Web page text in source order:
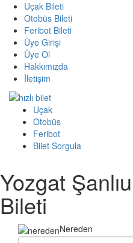
Uçak Bileti
Otobüs Bileti
Feribot Bileti
Üye Girişi
Üye Ol
Hakkımızda
İletişim
Uçak
Otobüs
Feribot
Bilet Sorgula
Yozgat
Bileti
Nereden